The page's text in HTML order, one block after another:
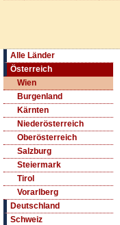
Alle Länder
Österreich
Wien
Burgenland
Kärnten
Niederösterreich
Oberösterreich
Salzburg
Steiermark
Tirol
Vorarlberg
Deutschland
Schweiz